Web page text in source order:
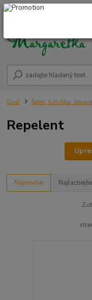
0948 236 042
Úvod Šport, turistika, zdravie
Repelent
Najnovšie